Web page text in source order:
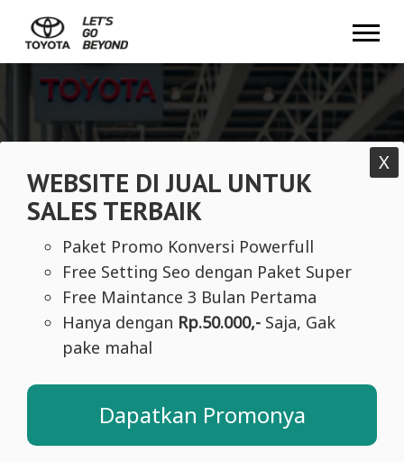
WEBSITE DI JUAL UNTUK
SALES TERBAIK
Paket Promo Konversi Powerfull
Free Setting Seo dengan Paket Super
Free Maintance 3 Bulan Pertama
Hanya dengan Rp.50.000,-Saja, Gak
pake mahal
Dapatkan Promonya
X
Mobile Foto 1